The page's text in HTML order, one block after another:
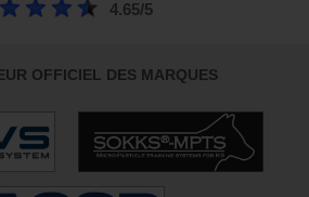
4.65/5
OFFICIEL DES MARQUES